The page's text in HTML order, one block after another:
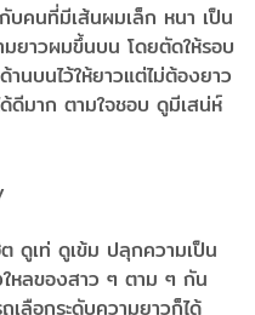
คนที่มีเส้นผมเล็ก​ หนา​ เป็น
มยาวผมขึ้นบน​ โดยตัดให้รอบ
นบนไว้ให้ยาวแต่ไม่ต้องยาว
ดี​มาก ตามใจชอบ​ ดูมีเสน่ห์​
เท่​ ดูเข้ม​ ปลุกความเป็น
หล​ของสาว​ ๆ​ ตาม​ ๆ​ กัน​
เลือกระดับความยาวก็ได้​